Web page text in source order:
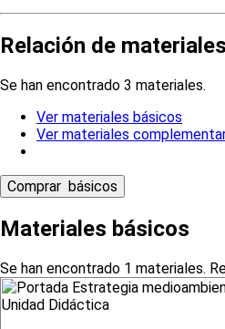
Relación de
Se han encontrado 3 materiales.
Ver materiales básicos
Ver materiales
Materiales básicos
Se han encontrado 1 materiales.
Unidad Didáctica